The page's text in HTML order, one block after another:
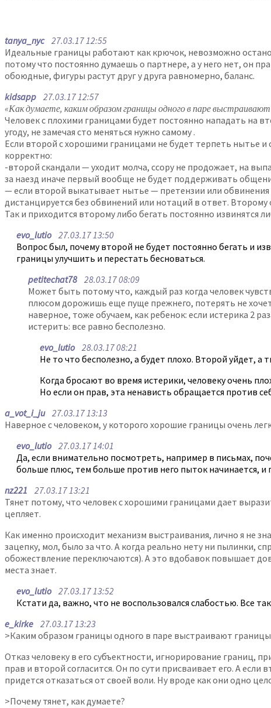
tanya_nyc27.03.17 12:55
Идеальные границы работают как крючок, невозможно
потому что постоянно думаешь о партнере, а у него нет, он
обоюдные, фигуры растут друг у друга равномерно, баланс.
kidsapp 27.03.17 12:57
«Как думаете, каким образом границы одного в паре
Человек с плохими границами будет постоянно нападать на
угоду, не замечая сто меняться нужно самому .
Если второй с хорошими границами не будет терпеть нытье и
корректно:
-второй скандали — уходит молча, ссору не продожает, на
за наезд иначе первый вообще не будет поддерживать
— если второй выкатывает нытье — претензии или
дистанцируется без обвинений или нотаций в ответ. Второму
Так и приходится второму либо бегать постоянно извинятся
evo_lutio27.03.17 13:50
Вопрос был, почему второй не будет постоянно бегать и
границы улучшить и перестать бесноваться.
petitechat7828.03.17 08:09
Может быть потому что, каждый раз когда человек
плюсом дорожишь еще пуще прежнего, потерять не
наверное, тоже обучаем, как ребенок: если истерика 2
истерить: все равно бесполезно.
evo_lutio28.03.17 08:21
Не то что бесполезно, а будет плохо. Второй уйдет, а
Когда бросают во время истерики, человеку очень
Но если он прав, эта ненависть обращается против
a_vot_i_ju27.03.17 13:13
Наверное с человеком, у которого хорошие границы очень
evo_lutio27.03.17 14:01
Да, если внимательно посмотреть, например в письмах,
больше плюс, тем больше против него пыток начинается, и
nz221 27.03.17 13:21
Тянет потому, что человек с хорошими границами дает
цепляет.
Как именно происходит механизм выстраивания, лично я не
зацепку, мол, было за что. А когда реально нету ни пылинки,
обожествление переключаются). А это вдобавок повышает
места знает.
evo_lutio27.03.17 13:52
Кстати да, важно, что не воспользовался слабостью. Все
e_kirke 27.03.17 13:23
>Каким образом границы одного в паре выстраивают
Отказ человеку в его субъектности, игнорирование границ,
прав и второй согласится. Он по сути присваивает его. А
придется отказаться от своей воли. Ну вроде как они одно
>Почему тянет, как думаете?